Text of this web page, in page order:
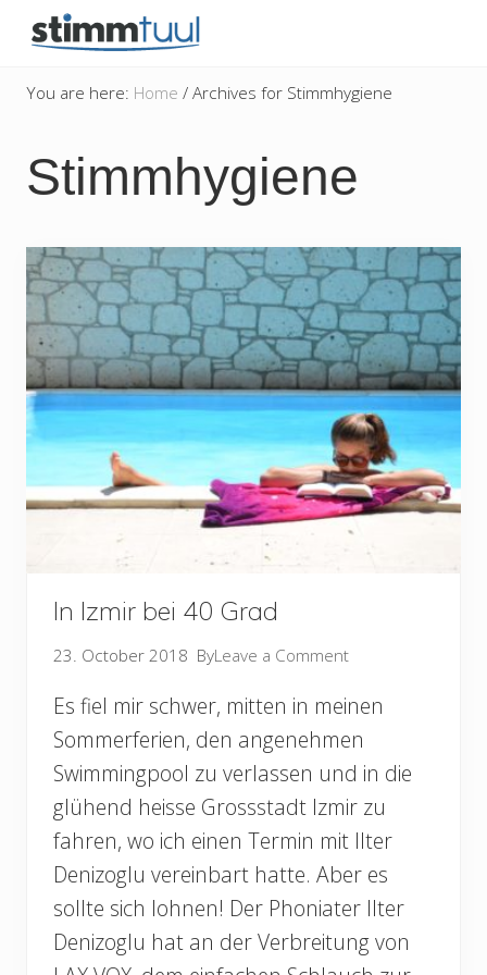
Menu
Skip
right
navigation
Skip
main
Skip
secondary
singen
You are here: Home /Archives for Stimmhygiene
Stimmhygiene
In Izmir bei 40 Grad
23. October 2018 ByLeave a Comment
Es fiel mir schwer, mitten in meinen
Sommerferien, den angenehmen
Swimmingpool zu verlassen und in die
glühend heisse Grossstadt Izmir zu
fahren, wo ich einen Termin mit Ilter
Denizoglu vereinbart hatte. Aber es
sollte sich lohnen! Der Phoniater Ilter
Denizoglu hat an der Verbreitung von